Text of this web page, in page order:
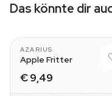
Das könnte dir
AZARIUS
Apple Fritter
€ 9,49